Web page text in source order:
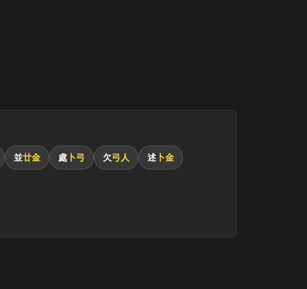
並廿金 處 卜弓 欠弓人 述 卜金